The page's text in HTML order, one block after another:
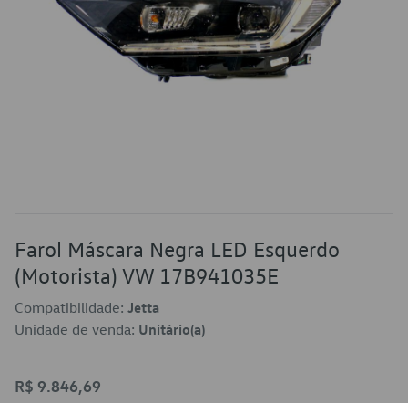
Farol Máscara Negra LED Esquerdo
(Motorista) VW 17B941035E
Compatibilidade: Jetta
Unidade de venda: Unitário(a)
R$ 9.846,69